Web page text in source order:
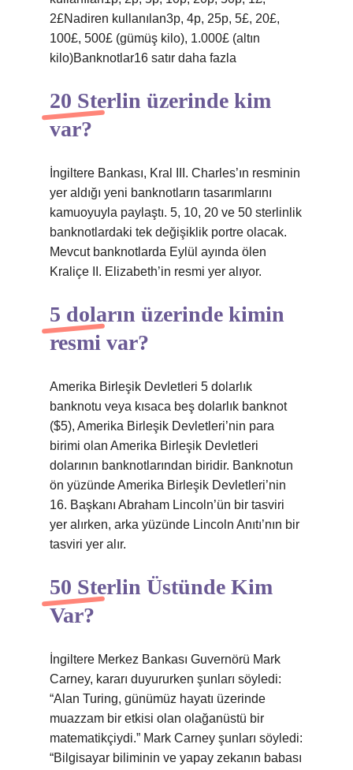
2£Nadiren kullanılan3p, 4p, 25p, 5£, 20£,
100£, 500£ (gümüş kilo), 1.000£ (altın
kilo)Banknotlar16 satır daha fazla
20 Sterlin üzerinde kim
var?
İngiltere Bankası, Kral III. Charles’ın resminin
yer aldığı yeni banknotların tasarımlarını
kamuoyuyla paylaştı. 5, 10, 20 ve 50 sterlinlik
banknotlardaki tek değişiklik portre olacak.
Mevcut banknotlarda Eylül ayında ölen
Kraliçe II. Elizabeth’in resmi yer alıyor.
5 doların üzerinde kimin
resmi var?
Amerika Birleşik Devletleri 5 dolarlık
banknotu veya kısaca beş dolarlık banknot
($5), Amerika Birleşik Devletleri’nin para
birimi olan Amerika Birleşik Devletleri
dolarının banknotlarından biridir. Banknotun
ön yüzünde Amerika Birleşik Devletleri’nin
16. Başkanı Abraham Lincoln’ün bir tasviri
yer alırken, arka yüzünde Lincoln Anıtı’nın bir
tasviri yer alır.
50 Sterlin Üstünde Kim
Var?
İngiltere Merkez Bankası Guvernörü Mark
Carney, kararı duyururken şunları söyledi:
“Alan Turing, günümüz hayatı üzerinde
muazzam bir etkisi olan olağanüstü bir
matematikçiydi.” Mark Carney şunları söyledi:
“Bilgisayar biliminin ve yapay zekanın babası